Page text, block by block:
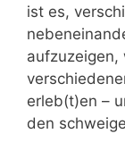
ist es,
aufzuzeigen,
erleb(t)en –
den